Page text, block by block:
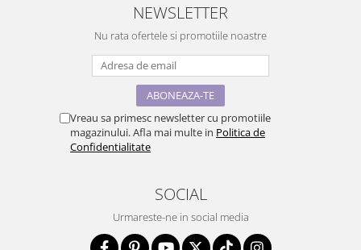
NEWSLETTER
Nu rata ofertele si promotiile noastre
Vreau sa primesc newsletter cu promotiile
magazinului. Afla mai multe in Politica de
Confidentialitate
SOCIAL
Urmareste-ne in social media